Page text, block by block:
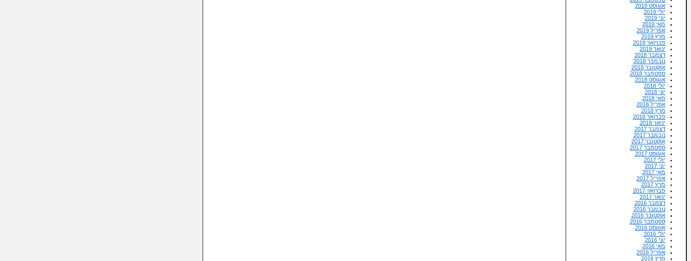
אוגוסט 2019
יולי 2019
יוני 2019
מאי 2019
אפריל 2019
מרץ 2019
פברואר 2019
ינואר 2019
דצמבר 2018
נובמבר 2018
אוקטובר 2018
ספטמבר 2018
אוגוסט 2018
יולי 2018
יוני 2018
מאי 2018
אפריל 2018
מרץ 2018
פברואר 2018
ינואר 2018
דצמבר 2017
נובמבר 2017
אוקטובר 2017
ספטמבר 2017
אוגוסט 2017
יולי 2017
יוני 2017
מאי 2017
אפריל 2017
מרץ 2017
פברואר 2017
ינואר 2017
דצמבר 2016
נובמבר 2016
אוקטובר 2016
ספטמבר 2016
אוגוסט 2016
יולי 2016
יוני 2016
מאי 2016
אפריל 2016
מרץ 2016